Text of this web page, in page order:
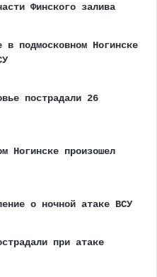
Финского залива
в подмосковном Ногинске
пострадали 26
Ногинске произошел
о ночной атаке ВСУ
при атаке